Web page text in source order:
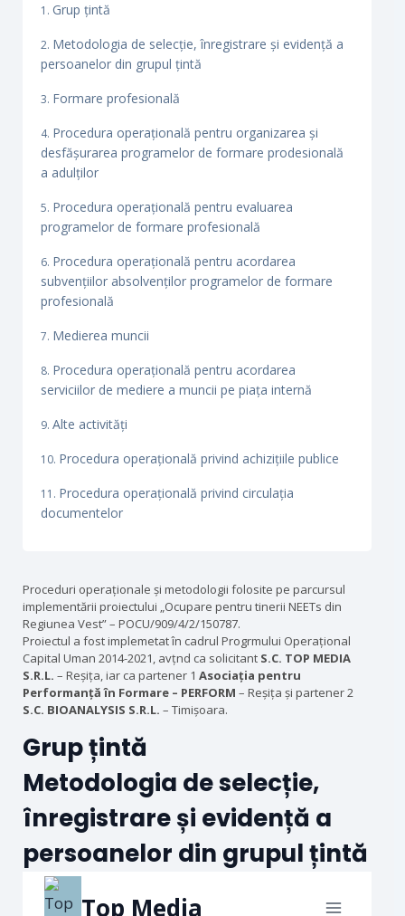
Grup țintă
Metodologia de selecție, înregistrare și evidență a
persoanelor din grupul țintă
Formare profesională
Procedura operațională pentru organizarea și
desfășurarea programelor de formare prodesională
a adulților
Procedura operațională pentru evaluarea
programelor de formare profesională
Procedura operațională pentru acordarea
subvențiilor absolvenților programelor de formare
profesională
Medierea muncii
Procedura operațională pentru acordarea
serviciilor de mediere a muncii pe piața internă
Alte activități
Procedura operațională privind achizițiile publice
Procedura operațională privind circulația
documentelor
Proceduri operaționale și metodologii folosite pe parcursul
implementării proiectului „Ocupare pentru tinerii NEETs din
Regiunea Vest” – POCU/909/4/2/150787.
Proiectul a fost implemetat în cadrul Progrmului Operațional
Capital Uman 2014-2021, avțnd ca solicitant S.C. TOP MEDIA
S.R.L. – Reșița, iar ca partener 1 Asociația pentru
Performanță în Formare – PERFORM – Reșița și partener 2
S.C. BIOANALYSIS S.R.L. – Timișoara.
Grup țintă
Metodologia de selecție,
înregistrare și evidență a
persoanelor din grupul țintă